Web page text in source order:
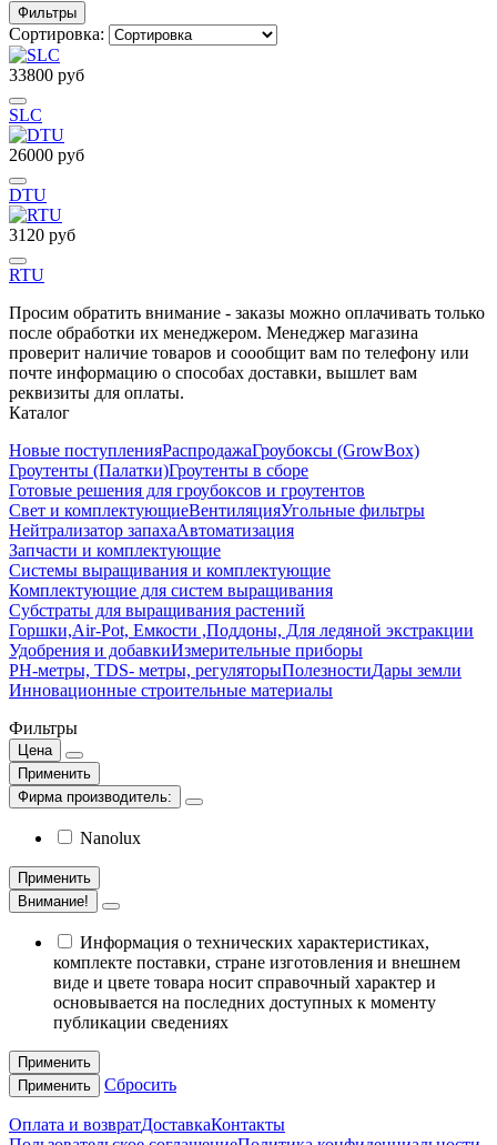
Фильтры
Сортировка:
33800 руб
SLC
26000 руб
DTU
3120 руб
RTU
Просим обратить внимание - заказы можно оплачивать только
после обработки их менеджером. Менеджер магазина
проверит наличие товаров и соообщит вам по телефону или
почте информацию о способах доставки, вышлет вам
реквизиты для оплаты.
Каталог
Новые поступленияРаспродажаГроубоксы (GrowBox)
Гроутенты (Палатки)Гроутенты в сборе
Готовые решения для гроубоксов и гроутентов
Свет и комплектующиеВентиляцияУгольные фильтры
Нейтрализатор запахаАвтоматизация
Запчасти и комплектующие
Системы выращивания и комплектующие
Комплектующие для систем выращивания
Субстраты для выращивания растений
Горшки,Air-Pot, Емкости ,Поддоны, Для ледяной экстракции
Удобрения и добавкиИзмерительные приборы
РН-метры, TDS- метры, регуляторыПолезностиДары земли
Инновационные строительные материалы
Фильтры
Цена
Применить
Фирма производитель:
Nanolux
Применить
Внимание!
Информация о технических характеристиках,
комплекте поставки, стране изготовления и внешнем
виде и цвете товара носит справочный характер и
основывается на последних доступных к моменту
публикации сведениях
Применить
Применить
Сбросить
Оплата и возвратДоставкаКонтакты